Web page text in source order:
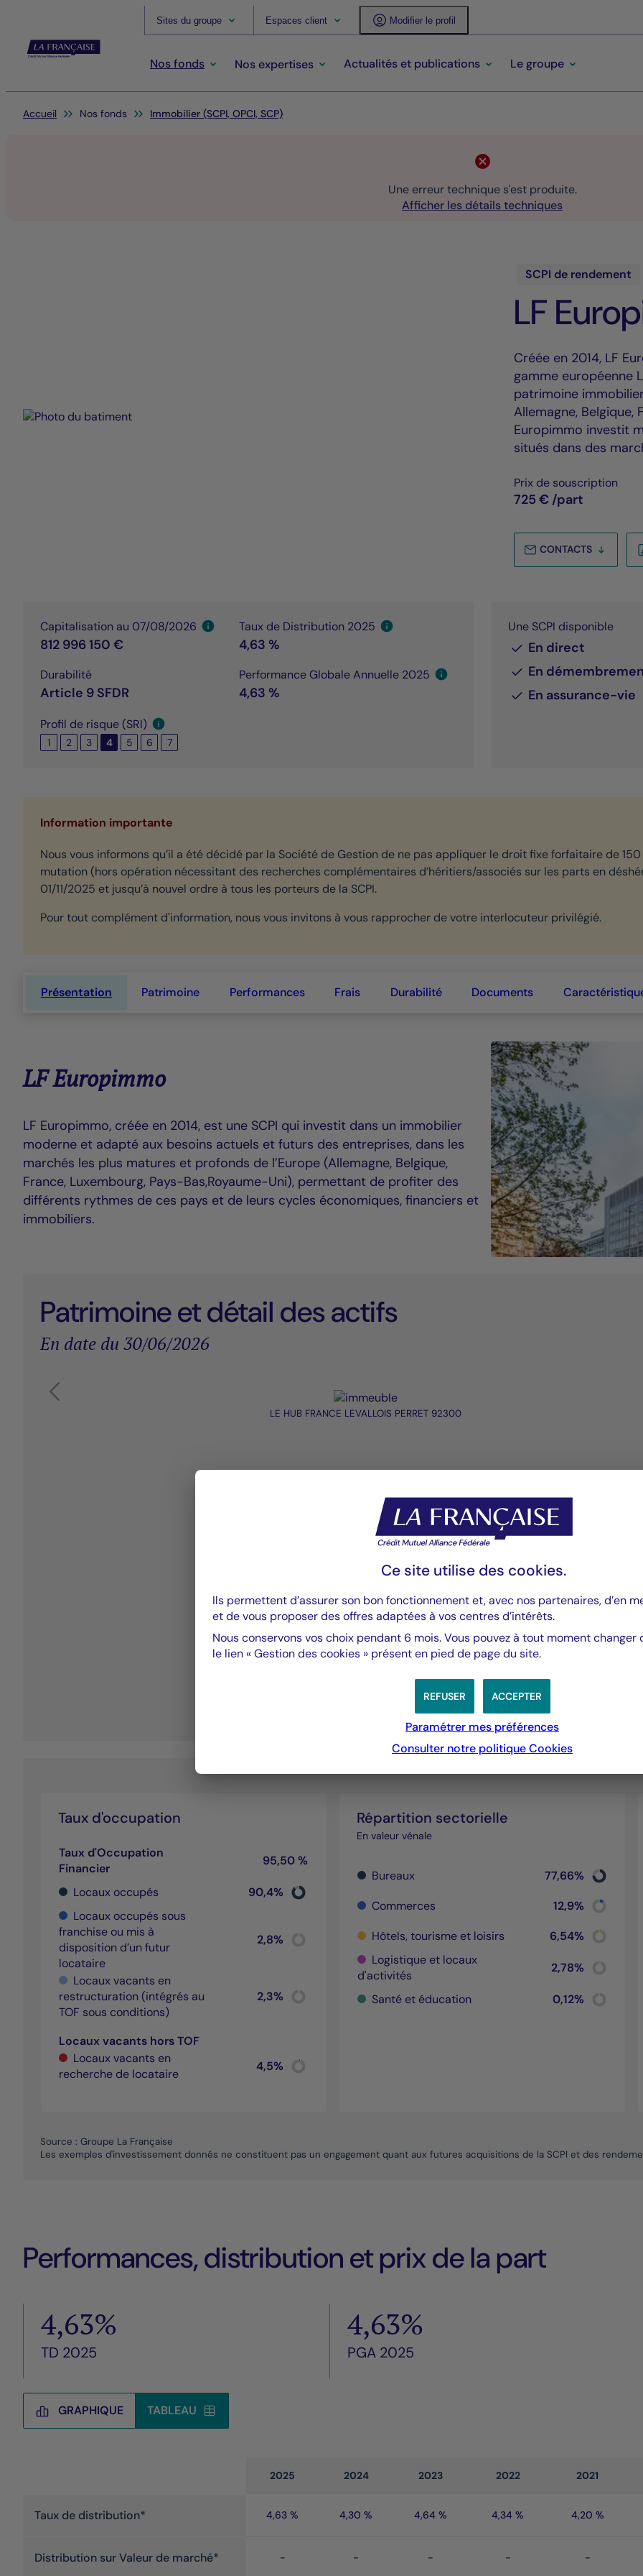
Sites du groupe Espaces client Modifier le profil
Nos fonds Nos expertises Actualités et publications Le groupe
Vous êtes ici:
Accueil Nos fonds Immobilier (SCPI, OPCI, SCP)
Une erreur technique s'est produite.
Afficher les détails techniques
SCPI de rendement
LF
Créée en 2014, LF
gamme européenne
patrimoine
Allemagne, Belgique,
Europimmo investit
situés dans des
Prix de souscription
725 € /part
CONTACTS
Capitalisation au 07/08/2026
812 996 150 €
Taux de Distribution 2025
4,63 %
Durabilité
Article 9 SFDR
Performance Globale Annuelle 2025
4,63 %
Profil de risque (SRI)
1 2 3 4 5 6 7
Une SCPI disponible
En direct
En
En assurance-vie
Information importante
Nous vous informons qu’il a été décidé par la Société de Gestion de ne pas appliquer le droit fixe forfaitaire de
mutation (hors opération nécessitant des recherches complémentaires d’héritiers/associés sur les parts en
01/11/2025 et jusqu’à nouvel ordre à tous les porteurs de la SCPI.
Pour tout complément d'information, nous vous invitons à vous rapprocher de votre interlocuteur privilégié.
Présentation Patrimoine Performances Frais Durabilité Documents
Donner une dimension européenne à
LF Europimmo
LF Europimmo, créée en 2014, est une SCPI qui investit dans un immobilier
moderne et adapté aux besoins actuels et futurs des entreprises, dans les
marchés les plus matures et profonds de l’Europe (Allemagne, Belgique,
France, Luxembourg, Pays-Bas,Royaume-Uni), permettant de profiter des
différents rythmes de ces pays et de leurs cycles économiques, financiers et
immobiliers.
Patrimoine et détail des actifs
En date du 30/06/2026
Carrousel de produit Afficher l'élément précédent
LE HUB FRANCE LEVALLOIS PERRET 92300
Taux d'occupation
Taux d'Occupation
Financier
95,50 %
Locaux occupés 90,4% Chart
Pie chart with 2 slices.
End of interactive chart.
Locaux occupés sous
franchise ou mis à
disposition d’un futur
locataire
2,8% Chart
End of interactive chart.
Locaux vacants en
restructuration (intégrés au
TOF sous conditions)
2,3%
Pie chart with 2 slices.
Locaux vacants hors TOF
Locaux vacants en
recherche de locataire
4,5% Chart
Répartition sectorielle
En valeur vénale
Bureaux 77,66% Chart
Pie chart
Commerces 12,9% Chart
End of
Hôtels, tourisme et loisirs 6,54% Chart
Logistique et locaux
d'activités
2,78%
Santé et éducation 0,12%
Source : Groupe La Française
Les exemples d'investissement donnés ne constituent pas un engagement quant aux futures acquisitions de la SCPI et des
Performances, distribution et prix de la part
4,63%
TD 2025
4,63%
PGA 2025
GRAPHIQUE TABLEAU
2025 2024 2023 2022 2021
Taux de distribution* 4,63 % 4,30 % 4,64 % 4,34 % 4,20 %
Distribution sur Valeur de marché* - - - - -
Ce site utilise des cookies.
Ils permettent d’assurer son bon fonctionnement et, avec nos partenaires, d’en
et de vous proposer des offres adaptées à vos centres d’intérêts.
Nous conservons vos choix pendant 6 mois. Vous pouvez à tout moment changer
le lien « Gestion des cookies » présent en pied de page du site.
ACCEPTER
REFUSER
Paramétrer mes préférences
Consulter notre politiqueCookies